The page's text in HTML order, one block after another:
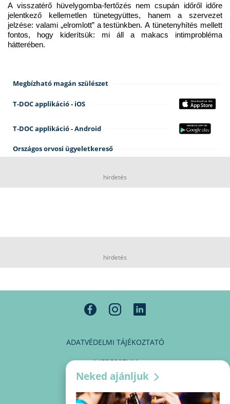
A visszatérő hüvelygomba-fertőzés nem csupán időről időre
jelentkező kellemetlen tünetegyüttes, hanem a szervezet
jelzése: valami „elromlott” a testünkben. A tünetenyhítés mellett
fontos, hogy kiderítsük: mi áll a makacs intimprobléma
hátterében.
Megbízható magán szülészet
T-DOC applikáció - iOS
T-DOC applikáció - Android
Országos orvosi ügyeletkereső
hirdetés
hirdetés
ADATVÉDELMI TÁJÉKOZTATÓ
IMPRESSZUM
MÉDIAAJÁNLAT
Neked ajánljuk